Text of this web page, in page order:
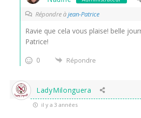
Répondre àjean-Patrice
Ravie que cela vous plaise! belle
Patrice!
0
Répondre
LadyMilonguera
il y a 3 années